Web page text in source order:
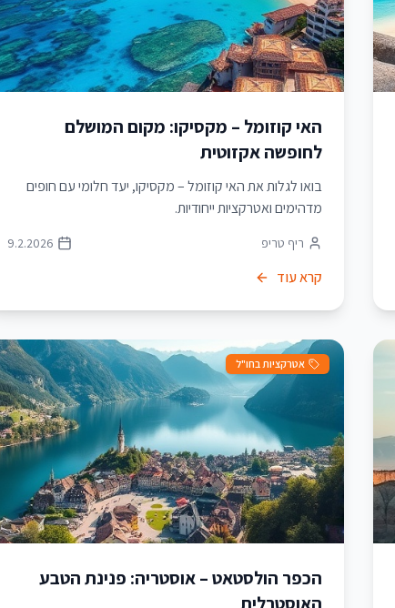
האי קוזומל – מקסיקו: מקום המושלם
לחופשה אקזוטית
בואו לגלות את האי קוזומל – מקסיקו, יעד חלומי עם חופים
מדהימים ואטרקציות ייחודיות.
ריף טריפ 9.2.2026
קרא עוד
אטרקציות בחו"ל
הכפר הולסטאט – אוסטריה: פנינת הטבע